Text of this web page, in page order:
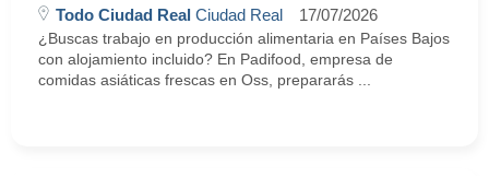
Todo Ciudad Real Ciudad Real 17/07/2026
¿Buscas trabajo en producción alimentaria en Países Bajos
con alojamiento incluido? En Padifood, empresa de
comidas asiáticas frescas en Oss, prepararás ...